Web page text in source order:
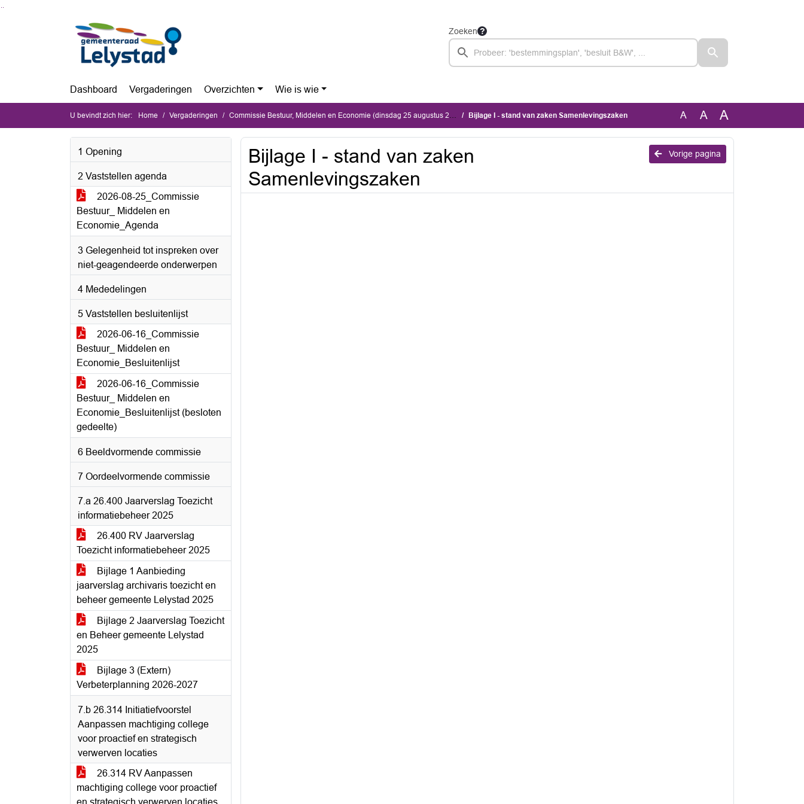
Zoeken
Dashboard Vergaderingen Overzichten Wie is wie
U bevindt zich hier: Home Vergaderingen Commissie Bestuur, Middelen en Economie (dinsdag 25 augustus 2026) Bijlage I - stand van zaken Samenlevingszaken A A A
1 Opening
2 Vaststellen agenda
2026-08-25_Commissie
Bestuur_ Middelen en
Economie_Agenda
3 Gelegenheid tot inspreken over
niet-geagendeerde onderwerpen
4 Mededelingen
5 Vaststellen besluitenlijst
2026-06-16_Commissie
Bestuur_ Middelen en
Economie_Besluitenlijst
2026-06-16_Commissie
Bestuur_ Middelen en
Economie_Besluitenlijst (besloten
gedeelte)
6 Beeldvormende commissie
7 Oordeelvormende commissie
7.a 26.400 Jaarverslag Toezicht
informatiebeheer 2025
26.400 RV Jaarverslag
Toezicht informatiebeheer 2025
Bijlage 1 Aanbieding
jaarverslag archivaris toezicht en
beheer gemeente Lelystad 2025
Bijlage 2 Jaarverslag Toezicht
en Beheer gemeente Lelystad
2025
Bijlage 3 (Extern)
Verbeterplanning 2026-2027
7.b 26.314 Initiatiefvoorstel
Aanpassen machtiging college
voor proactief en strategisch
verwerven locaties
26.314 RV Aanpassen
machtiging college voor proactief
en strategisch verwerven locaties
Vorige pagina
Bijlage I - stand van zaken
Samenlevingszaken